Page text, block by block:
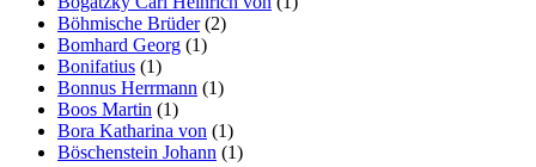
Böhmische Brüder(2)
Bomhard Georg (1)
Bonifatius (1)
Bonnus Herrmann (1)
Boos Martin (1)
Bora Katharina von (1)
Böschenstein Johann (1)